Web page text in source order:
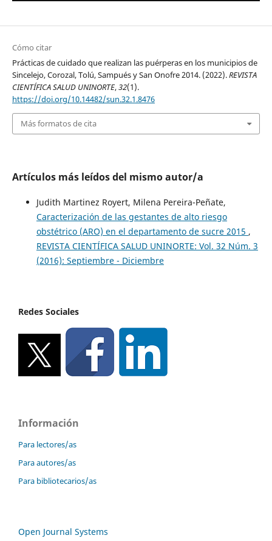
Cómo citar
Prácticas de cuidado que realizan las puérperas en los municipios de
Sincelejo, Corozal, Tolú, Sampués y San Onofre 2014. (2022).REVISTA
CIENTÍFICA SALUD UNINORTE,32(1).
https://doi.org/10.14482/sun.32.1.8476
Más formatos de cita
Artículos más leídos del mismo autor/a
Judith Martinez Royert, Milena Pereira-Peñate,
Caracterización de las gestantes de alto riesgo
obstétrico (ARO) en el departamento de sucre 2015 ,
REVISTA CIENTÍFICA SALUD UNINORTE: Vol. 32 Núm. 3
(2016): Septiembre - Diciembre
Redes Sociales
Información
Para lectores/as
Para autores/as
Para bibliotecarios/as
Open Journal Systems